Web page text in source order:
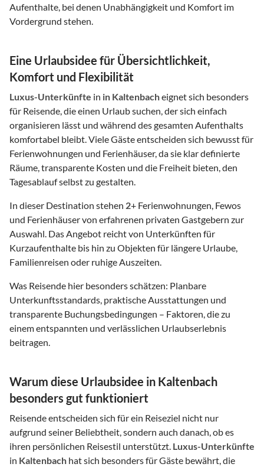
Aufenthalte, bei denen Unabhängigkeit und Komfort im
Vordergrund stehen.
Eine Urlaubsidee für Übersichtlichkeit,
Komfort und Flexibilität
Luxus-Unterkünfte in in Kaltenbacheignet sich besonders
für Reisende, die einen Urlaub suchen, der sich einfach
organisieren lässt und während des gesamten Aufenthalts
komfortabel bleibt. Viele Gäste entscheiden sich bewusst für
Ferienwohnungen und Ferienhäuser, da sie klar definierte
Räume, transparente Kosten und die Freiheit bieten, den
Tagesablauf selbst zu gestalten.
In dieser Destination stehen 2+ Ferienwohnungen, Fewos
und Ferienhäuser von erfahrenen privaten Gastgebern zur
Auswahl. Das Angebot reicht von Unterkünften für
Kurzaufenthalte bis hin zu Objekten für längere Urlaube,
Familienreisen oder ruhige Auszeiten.
Was Reisende hier besonders schätzen: Planbare
Unterkunftsstandards, praktische Ausstattungen und
transparente Buchungsbedingungen – Faktoren, die zu
einem entspannten und verlässlichen Urlaubserlebnis
beitragen.
Warum diese Urlaubsidee in Kaltenbach
besonders gut funktioniert
Reisende entscheiden sich für ein Reiseziel nicht nur
aufgrund seiner Beliebtheit, sondern auch danach, ob es
ihren persönlichen Reisestil unterstützt. Luxus-Unterkünfte
in Kaltenbach hat sich besonders für Gäste bewährt, die